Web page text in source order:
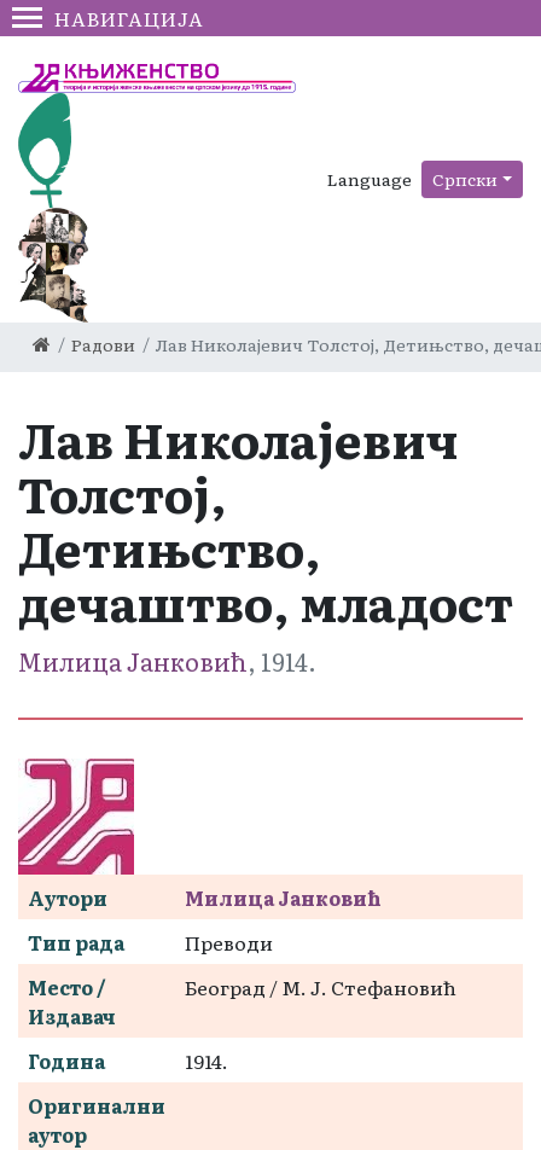
НАВИГАЦИЈА
Language Српски
Радови Лав Николајевич Толстој, Детињство,
Лав Николајевич
Толстој,
Детињство,
дечаштво, младост
Милица Јанковић, 1914.
Аутори
Милица Јанковић
Тип рада
Преводи
Место /
Издавач
Београд / М. Ј. Стефановић
Година
1914.
Оригинални
аутор